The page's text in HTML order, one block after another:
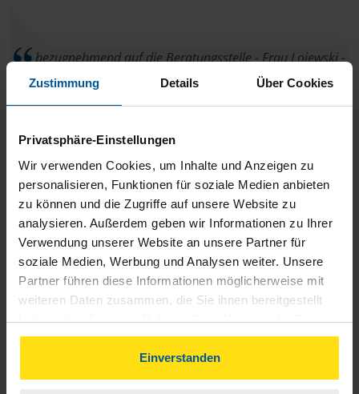
Zustimmung Details Über Cookies
Privatsphäre-Einstellungen
Wir verwenden Cookies, um Inhalte und Anzeigen zu
personalisieren, Funktionen für soziale Medien anbieten
zu können und die Zugriffe auf unsere Website zu
analysieren. Außerdem geben wir Informationen zu Ihrer
Verwendung unserer Website an unsere Partner für
soziale Medien, Werbung und Analysen weiter. Unsere
Partner führen diese Informationen möglicherweise mit
weiteren Daten zusammen, die Sie ihnen bereitgestellt
haben oder die sie im Rahmen Ihrer Nutzung der Dienste
gesammelt haben. Indem Sie auf Einverstanden klicken,
können Sie der Verwendung von Cookies, gemäß
unserer➔ Datenschutzrichtliniezustimmen.
Einverstanden
bezugnehmend auf die Beratungsstelle - Frau Lojewski -
ist nichts hinzuzufügen.Alles TOP.
Weiter so!
anonymes VLH-Mitglied
Wir bedanken uns bei Frau Lojewski für die sehr gute
und immer verlässliche Zusammenarbeit.